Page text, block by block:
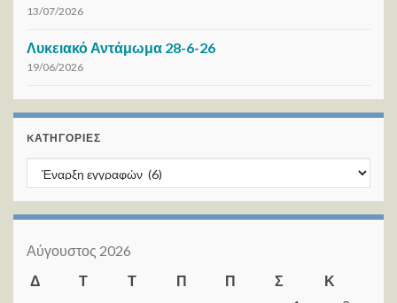
13/07/2026
Λυκειακό Αντάμωμα 28-6-26
19/06/2026
KΑΤΗΓΟΡΊΕΣ
Kατηγορίες
Αύγουστος 2026
Δ
Τ Τ Π Π Σ
Κ